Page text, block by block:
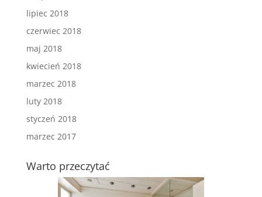
lipiec 2018
czerwiec 2018
maj 2018
kwiecień 2018
marzec 2018
luty 2018
styczeń 2018
marzec 2017
Warto przeczytać